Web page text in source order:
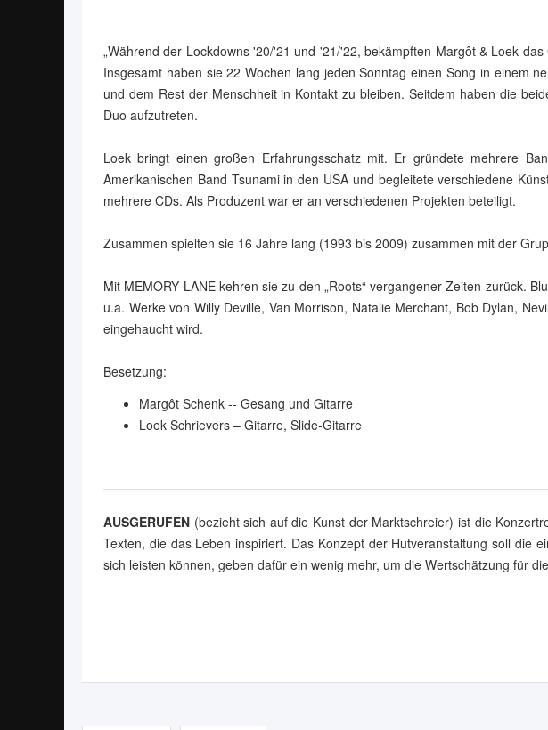
„Während der Lockdowns '20/'21 und '21/'22, bekämpften Margôt & Loek
Insgesamt haben sie 22 Wochen lang jeden Sonntag einen Song in einem
und dem Rest der Menschheit in Kontakt zu bleiben. Seitdem haben die
Duo aufzutreten.
Loek bringt einen großen Erfahrungsschatz mit. Er gründete mehrere
Amerikanischen Band Tsunami in den USA und begleitete verschiedene
mehrere CDs. Als Produzent war er an verschiedenen Projekten beteiligt.
Zusammen spielten sie 16 Jahre lang (1993 bis 2009) zusammen mit der
Mit MEMORY LANE kehren sie zu den „Roots“ vergangener Zeiten zurück.
u.a. Werke von Willy Deville, Van Morrison, Natalie Merchant, Bob Dylan,
eingehaucht wird.
Besetzung:
Margôt Schenk -- Gesang und Gitarre
Loek Schrievers – Gitarre, Slide-Gitarre
AUSGERUFEN (bezieht sich auf die Kunst der Marktschreier) ist die
Texten, die das Leben inspiriert. Das Konzept der Hutveranstaltung soll die
sich leisten können, geben dafür ein wenig mehr, um die Wertschätzung für